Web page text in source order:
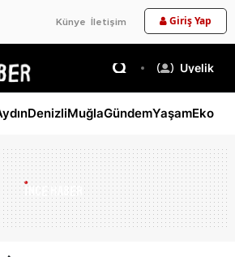
Künye İletişim Giriş Yap
Üyelik
DenizliMuğlaGündemYaşam